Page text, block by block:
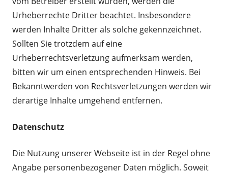
Urheberrechte Dritter beachtet. Insbesondere
werden Inhalte Dritter als solche gekennzeichnet.
Sollten Sie trotzdem auf eine
Urheberrechtsverletzung aufmerksam werden,
bitten wir um einen entsprechenden Hinweis. Bei
Bekanntwerden von Rechtsverletzungen werden wir
derartige Inhalte umgehend entfernen.
Datenschutz
Die Nutzung unserer Webseite ist in der Regel ohne
Angabe personenbezogener Daten möglich. Soweit